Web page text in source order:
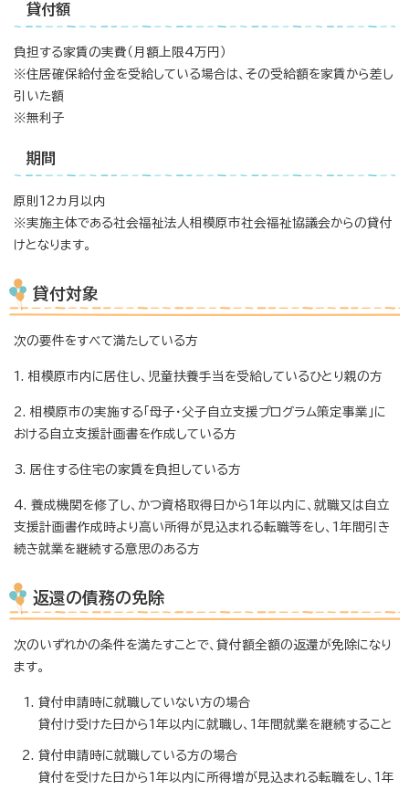
貸付額
負担する家賃の実費（月額上限4万円）
※住居確保給付金を受給している場合は、その受給額を家賃から差し
引いた額
※無利子
期間
原則12カ月以内
※実施主体である社会福祉法人相模原市社会福祉協議会からの貸付
けとなります。
貸付対象
次の要件をすべて満たしている方
1. 相模原市内に居住し、児童扶養手当を受給しているひとり親の方
2. 相模原市の実施する「母子・父子自立支援プログラム策定事業」に
おける自立支援計画書を作成している方
3. 居住する住宅の家賃を負担している方
4. 養成機関を修了し、かつ資格取得日から1年以内に、就職又は自立
支援計画書作成時より高い所得が見込まれる転職等をし、1年間引き
続き就業を継続する意思のある方
返還の債務の免除
次のいずれかの条件を満たすことで、貸付額全額の返還が免除になり
ます。
貸付申請時に就職していない方の場合
貸付け受けた日から1年以内に就職し、1年間就業を継続すること
貸付申請時に就職している方の場合
貸付を受けた日から1年以内に所得増が見込まれる転職をし、1年